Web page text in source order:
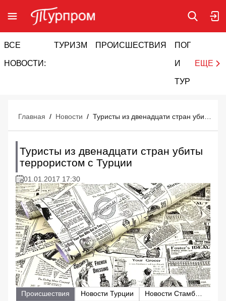
ВСЕ
НОВОСТИ:
ТУРИЗМ ПРОИСШЕСТВИЯ ПОГОДА
И
ТУРИЗМ
ЕЩЕ
Главная / Новости /
Туристы из двенадцати стран убиты
террористом с Турции
01.01.2017 17:30
Происшествия Новости Турции